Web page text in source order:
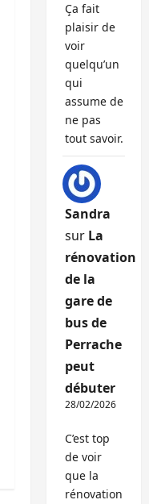
Ça fait
plaisir de
voir
quelqu’un
qui
assume de
ne pas
tout savoir.
Sandra
sur La
rénovation
de la
gare de
bus de
Perrache
peut
débuter
28/02/2026
C’est top
de voir
que la
rénovation